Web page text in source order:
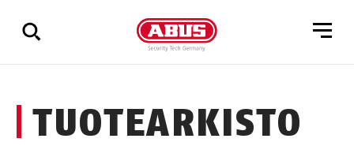
all
results
TUOTEARKISTO